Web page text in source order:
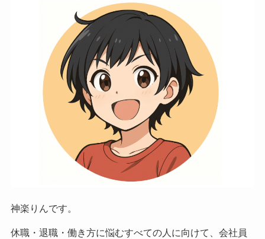
神楽りんです。
休職・退職・働き方に悩むすべての人に向けて、会社員